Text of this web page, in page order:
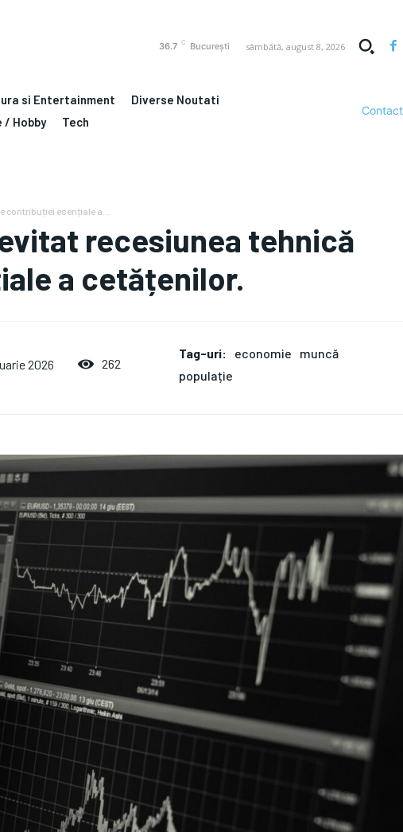
36.7 C București sâmbătă, august 8, 2026
si Entertainment
Diverse Noutati
Hobby Tech
Contact
contribuției esențiale a...
recesiunea tehnică
a cetățenilor.
2026 262
Tag-uri: economie
muncă
populație